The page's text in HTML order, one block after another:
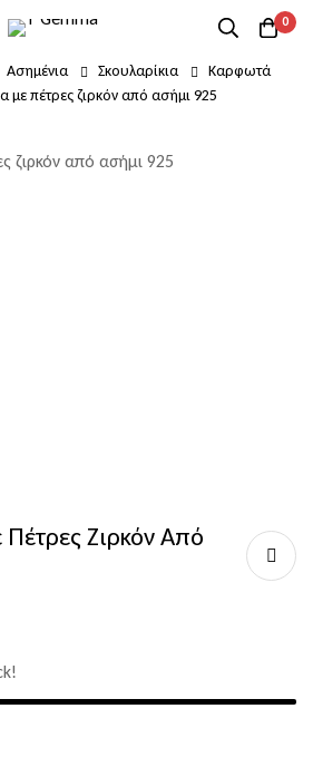
0
Ασημένια Σκουλαρίκια
Καρφωτά
με πέτρες ζιρκόν από ασήμι 925
Ζιρκόν Από